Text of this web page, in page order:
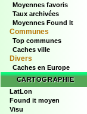
Moyennes favoris
Taux archivées
Moyennes Found It
Communes
Top communes
Caches ville
Divers
Caches en Europe
CARTOGRAPHIE
LatLon
Found it moyen
Visu